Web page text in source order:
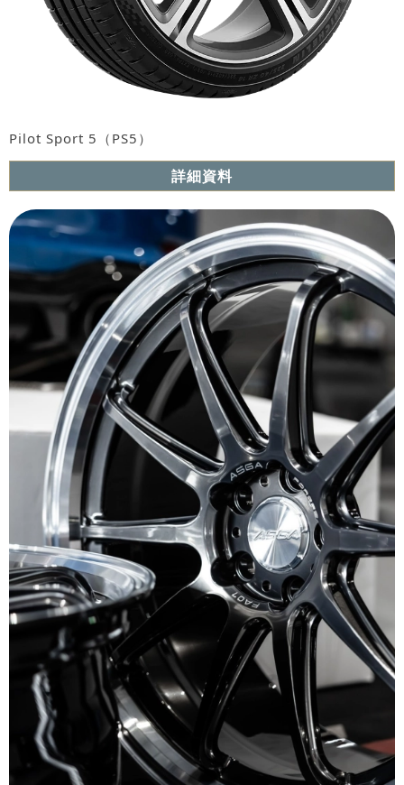
Pilot Sport 5（PS5）
詳細資料